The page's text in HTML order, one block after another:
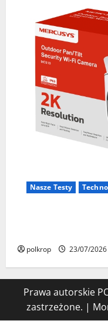
Nasze Testy
polkrop 23/07/2026
Prawa autorskie
zastrzeżone. |